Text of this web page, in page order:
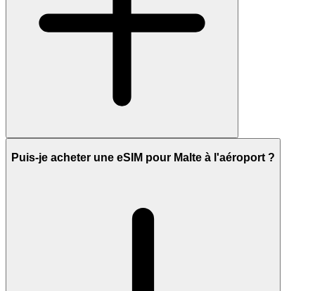
Puis-je acheter une eSIM pour Malte à l'aéroport ?